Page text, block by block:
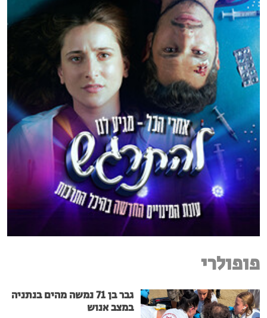
פופולרי
גבר בן 71 נמשה מהים בנתניה
במצב אנוש